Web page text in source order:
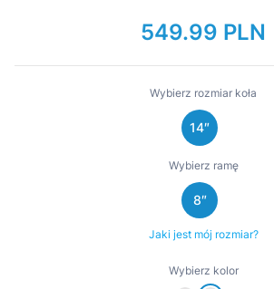
Testy rowerów
Punkty sprzedaży i serwisy
549.99 PLN
Wybierz rozmiar koła
14″
Wybierz ramę
8″
Jaki jest mój rozmiar?
Wybierz kolor